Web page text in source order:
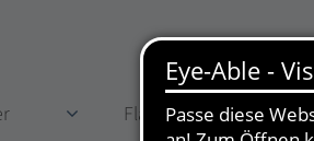
Fläche
Fläche